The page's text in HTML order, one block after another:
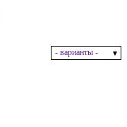
- варианты -